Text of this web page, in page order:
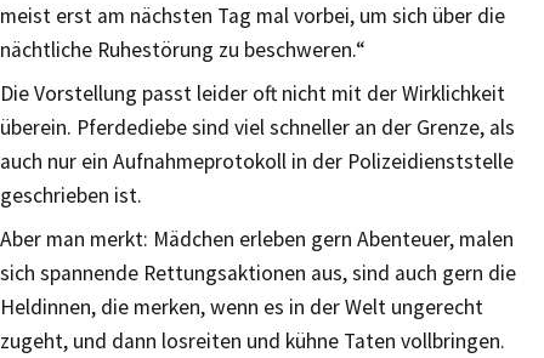
meist erst am nächsten Tag mal vorbei, um sich über die
nächtliche Ruhestörung zu beschweren.“
Die Vorstellung passt leider oft nicht mit der Wirklichkeit
überein. Pferdediebe sind viel schneller an der Grenze, als
auch nur ein Aufnahmeprotokoll in der Polizeidienststelle
geschrieben ist.
Aber man merkt: Mädchen erleben gern Abenteuer, malen
sich spannende Rettungsaktionen aus, sind auch gern die
Heldinnen, die merken, wenn es in der Welt ungerecht
zugeht, und dann losreiten und kühne Taten vollbringen.